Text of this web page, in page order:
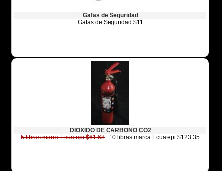
Gafas de Seguridad
Gafas de Seguridad $11
DIOXIDO DE CARBONO CO2
5 libras marca Ecuatepi $61.6810 libras marca Ecuatepi $123.35